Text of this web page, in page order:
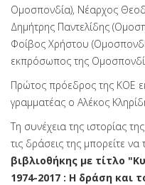
Ομοσπονδία), Νέαρχος
Δημήτρης Παντελίδης
Φοίβος Χρήστου
εκπρόσωπος της
Πρώτος πρόεδρος της ΚΟΕ
γραμματέας ο Αλέκος
Τη συνέχεια της ιστορίας
τις δράσεις της μπορείτε να
βιβλιοθήκης με τίτλο
1974-2017 : Η δράση και